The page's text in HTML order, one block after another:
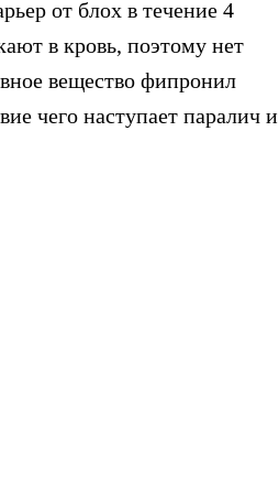
от блох в течение 4
в кровь, поэтому нет
вещество фипронил
чего наступает паралич и